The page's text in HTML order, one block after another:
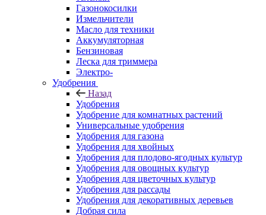
Газонокосилки
Измельчители
Масло для техники
Аккумуляторная
Бензиновая
Леска для триммера
Электро-
Удобрения
Назад
Удобрения
Удобрение для комнатных растений
Универсальные удобрения
Удобрения для газона
Удобрения для хвойных
Удобрения для плодово-ягодных культур
Удобрения для овощных культур
Удобрения для цветочных культур
Удобрения для рассады
Удобрения для декоративных деревьев
Добрая сила